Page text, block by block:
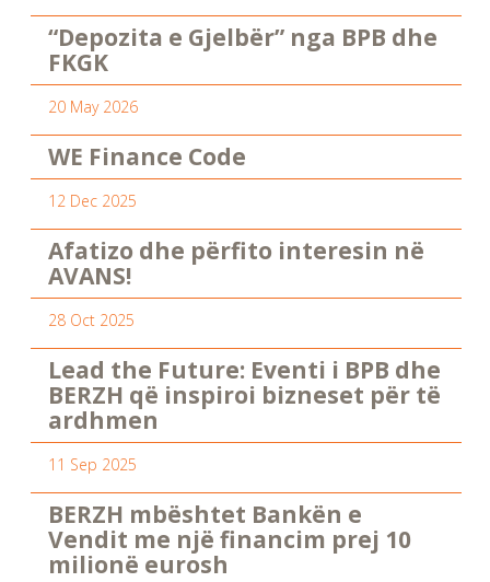
“Depozita e Gjelbër” nga BPB dhe
FKGK
20 May 2026
WE Finance Code
12 Dec 2025
Afatizo dhe përfito interesin në
AVANS!
28 Oct 2025
Lead the Future: Eventi i BPB dhe
BERZH që inspiroi bizneset për të
ardhmen
11 Sep 2025
BERZH mbështet Bankën e
Vendit me një financim prej 10
milionë eurosh